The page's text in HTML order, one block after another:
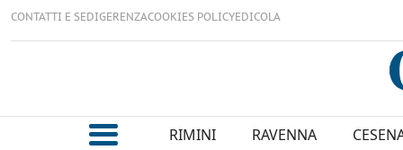
CONTATTI E SEDIGERENZACOOKIES POLICYEDICOLA
RIMINI RAVENNA